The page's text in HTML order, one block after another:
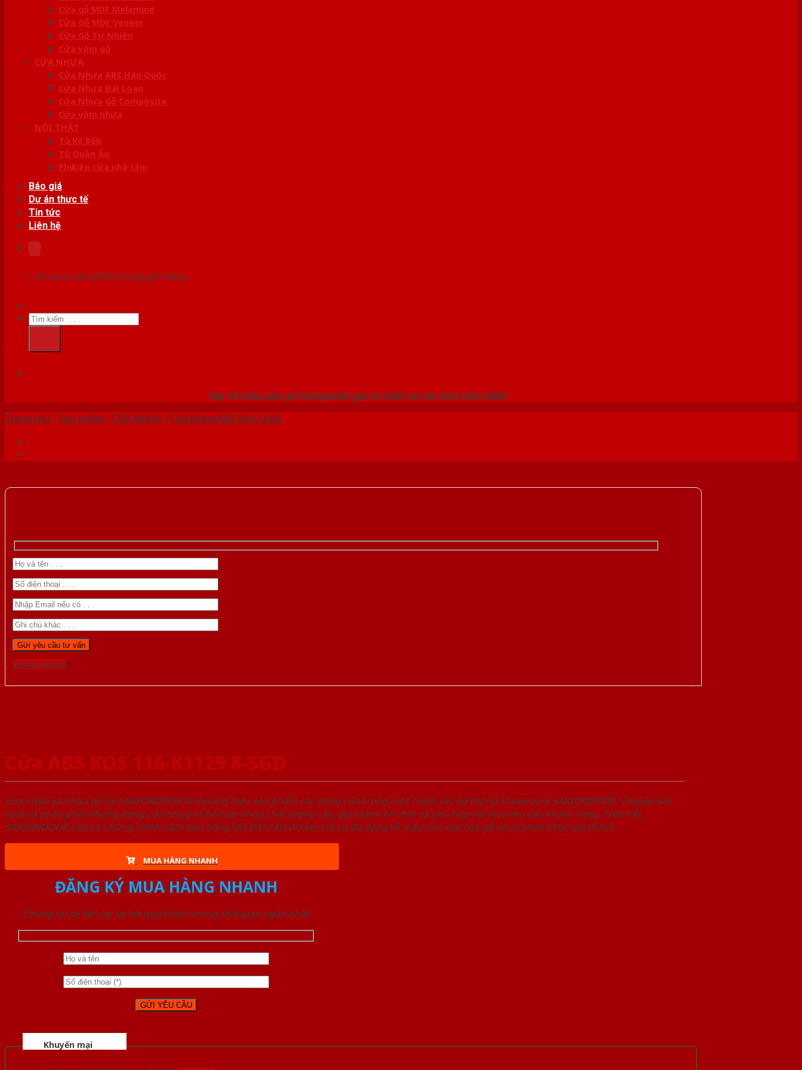
Cửa gỗ MDF Melamine
Cửa Gỗ MDF Veneer
Cửa Gỗ Tự Nhiên
Cửa vòm gỗ
CỬA NHỰA
Cửa Nhựa ABS Hàn Quốc
Cửa Nhựa Đài Loan
Cửa Nhựa Gỗ Composite
Cửa vòm nhựa
NỘI THẤT
Tủ Kệ Bếp
Tủ Quần Áo
Phụ kiện cửa nhà tắm
Báo giá
Dự án thực tế
Tin tức
Liên hệ
Chưa có sản phẩm trong giỏ hàng.
Tìm
kiếm:
Top 10 mẫu cửa gỗ Composite giá rẻ nhất tại Sài Gòn năm 2020
Trang chủ /Sản phẩm /CỬA NHỰA/Cửa Nhựa ABS Hàn Quốc
Gọi 0976.169.864
Cửa ABS KOS 116-K1129 8-SGD
Cửa nhựa và nhựa gỗ tại SAIGONDOOR là thương hiệu sản phẩm các dòng cửa trong một chuỗi các hệ thống Showroom SAIGONDOOR. Chuyên sản
xuất và phân phối những dòng cửa nhựa và hỗ hợp nhựa chất lượng cao, giá thành rẻ nhất và phù hợp với mọi nhu cầu khách hàng. Trên hết,
SAIGONDOOR còn có những chính sách bán hàng ƯU ĐÃI CAO đi kèm với sự đa dạng về mẫu mã, loại cửa gỗ và cả phân khúc giá thành.
MUA HÀNG NHANH
ĐĂNG KÝ MUA HÀNG NHANH
Chúng tôi sẽ liên lạc lại với quý khách trong thời gian ngắn nhất
Khuyến mại